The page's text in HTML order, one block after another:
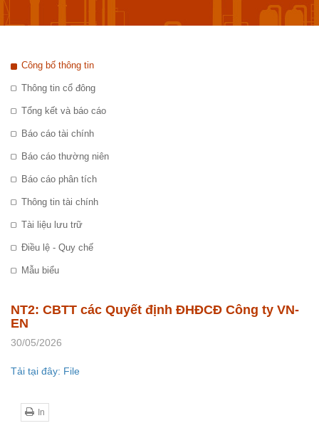
Công bố thông tin
Thông tin cổ đông
Tổng kết và báo cáo
Báo cáo tài chính
Báo cáo thường niên
Báo cáo phân tích
Thông tin tài chính
Tài liệu lưu trữ
Điều lệ - Quy chế
Mẫu biểu
NT2: CBTT các Quyết định ĐHĐCĐ Công ty VN-
EN
30/05/2026
Tải tại đây: File
In